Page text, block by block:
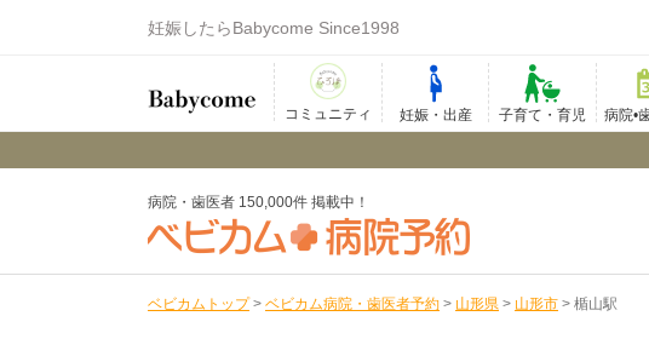
妊娠したらBabycome Since1998
コミュニティ 妊娠・出産 子育て・育児 病院•
病院・歯医者 150,000件 掲載中！
ベビカムトップ > ベビカム病院・歯医者予約 > 山形県 > 山形市 > 楯山駅